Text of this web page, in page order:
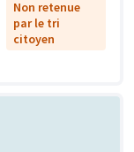
Non retenue
par le tri
citoyen